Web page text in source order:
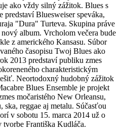
ako vždy silný zážitok. Blues s
Bluesweiser speváka,
"Dura" Turteva. Skupina práve
album. Vrcholom večera bude
z amerického Kansasu. Súbor
časopisu Twoj Blues ako
2013 predstaví publiku zmes
charakteristickým
Neortodoxný hudobný zážitok
Blues Ensemble je projekt
močaristého New Orleansu,
ska, reggae aj metalu. Súčasťou
v sobotu 15. marca 2014 už o
Františka Kudláča.